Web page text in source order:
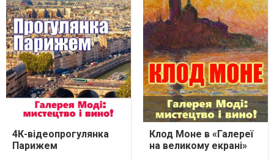
4К-відеопрогулянка
Парижем
Клод Моне в «Галереї
на великому екрані»